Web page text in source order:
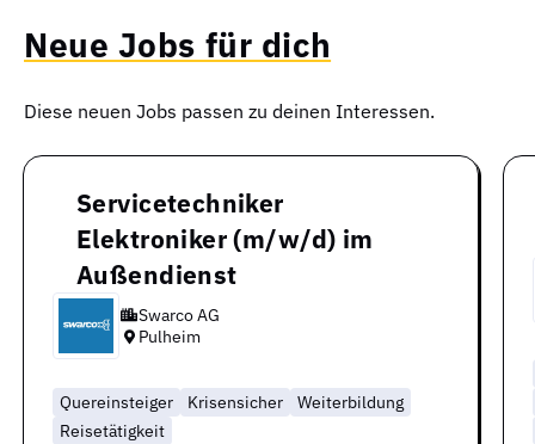
Neue Jobs für dich
Diese neuen Jobs passen zu deinen Interessen.
Servicetechniker
Elektroniker (m/w/d) im
Außendienst
Swarco AG
Pulheim
Quereinsteiger Krisensicher
Weiterbildung
Reisetätigkeit